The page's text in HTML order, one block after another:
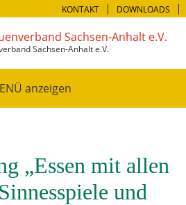
KONTAKT DOWNLOADS
Sachsen-Anhalt e.V.
„Essen mit allen
und